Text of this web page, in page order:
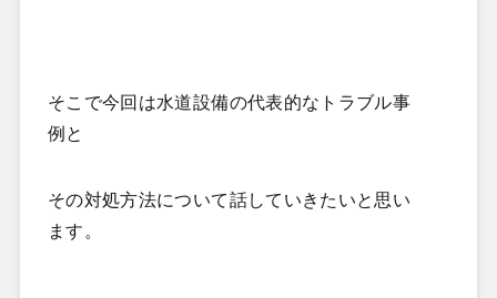
そこで今回は水道設備の代表的なトラブル事
例と
その対処方法について話していきたいと思い
ます。